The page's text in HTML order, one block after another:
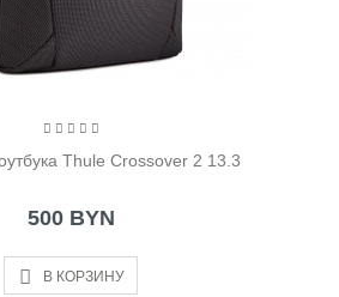
Thule Crossover 2 13.3
500 BYN
В КОРЗИНУ